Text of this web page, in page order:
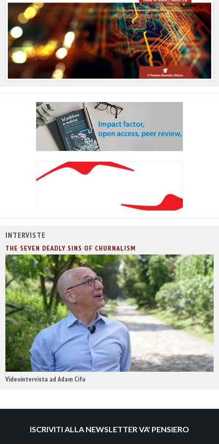
INTERVISTE
THE SEVEN DEADLY SINS OF CHURNALISM
Videointervista ad Adam Cifu
ISCRIVITI ALLA NEWSLETTER VA' PENSIERO